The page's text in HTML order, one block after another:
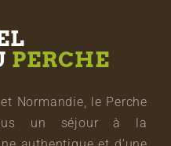
PERCHE
Normandie, le Perche
un séjour à la